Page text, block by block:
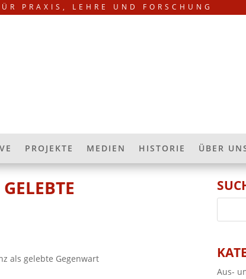
PRAXIS, LEHRE UND FORSCHUNG
PROJEKTE MEDIEN HISTORIE ÜBER
als gelebte Gegenwart
Aus-